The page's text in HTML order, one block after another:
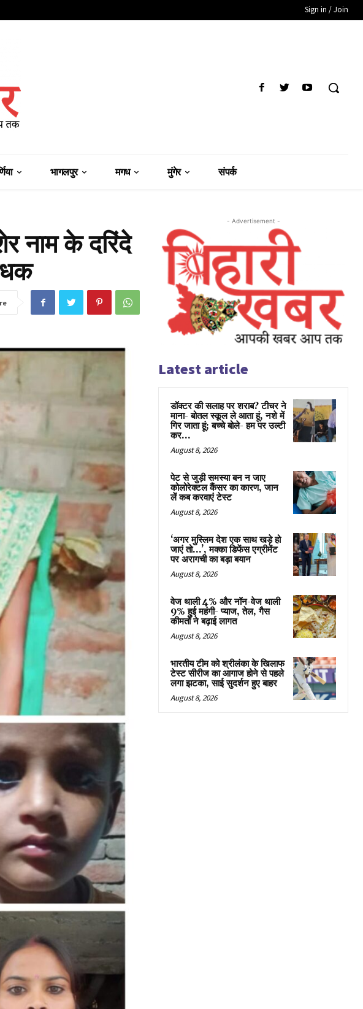
Sign in / Join
भागलपुर मगध मुंगेर संपर्क
नाम के दरिंदे
- Advertisement -
Latest article
डॉक्टर की सलाह पर शराब? टीचर ने
माना- बोतल स्कूल ले आता हूं, नशे में
गिर जाता हूं; बच्चे बोले- हम पर उल्टी
कर...
August 8, 2026
पेट से जुड़ी समस्या बन न जाए
कोलोरेक्टल कैंसर का कारण, जान
लें कब करवाएं टेस्ट
August 8, 2026
‘अगर मुस्लिम देश एक साथ खड़े हो
जाएं तो…’, मक्का डिफेंस एग्रीमेंट
पर अरागची का बड़ा बयान
August 8, 2026
वेज थाली 4% और नॉन-वेज थाली
9% हुई महंगी- प्याज, तेल, गैस
कीमतों ने बढ़ाई लागत
August 8, 2026
भारतीय टीम को श्रीलंका के खिलाफ
टेस्ट सीरीज का आगाज होने से पहले
लगा झटका, साई सुदर्शन हुए बाहर
August 8, 2026